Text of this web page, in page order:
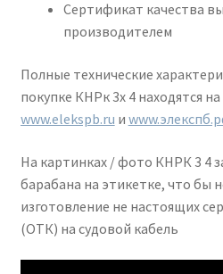
Сертификат качества
производителем
Полные технические
покупке КНРк 3х 4 находятся
www.elekspb.ru и
На картинках / фото КНРК 3 4
барабана на этикетке, что бы
изготовление не настоящих
(ОТК) на судовой кабель